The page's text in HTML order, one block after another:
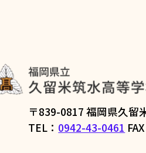
〒839-0817 福岡県久留
TEL： 0942-43-0461